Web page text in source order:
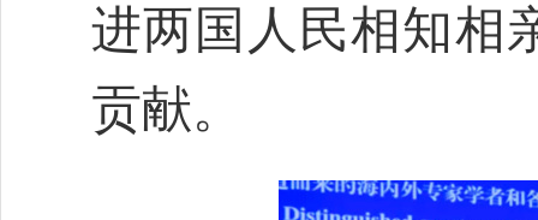
进两国人民相知相
贡献。